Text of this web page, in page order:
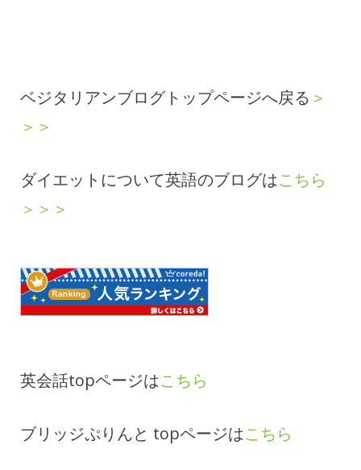
ベジタリアンブログトップページへ戻る ＞
＞＞
ダイエットについて英語のブログはこちら
＞＞＞
英会話topページはこちら
ブリッジぷりんと topページはこちら